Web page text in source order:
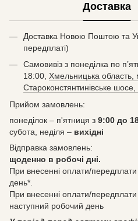
Доставка
Доставка Новою Поштою та
передплаті)
Самовивіз з понеділка по
18:00, Хмельницька область,
Староконстянтинівське
Прийом замовлень:
понеділок – п'ятниця з 9:00 до
субота, неділя – вихідні
Відправка замовлень:
щоденно в робочі дні.
При внесенні оплати/
день*.
При внесенні оплати/
наступний робочий день